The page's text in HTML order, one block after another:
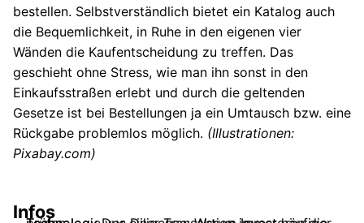
bestellen. Selbstverständlich bietet ein Katalog auch
die Bequemlichkeit, in Ruhe in den eigenen vier
Wänden die Kaufentscheidung zu treffen. Das
geschieht ohne Stress, wie man ihn sonst in den
Einkaufsstraßen erlebt und durch die geltenden
Gesetze ist bei Bestellungen ja ein Umtausch bzw. eine
Rückgabe problemlos möglich. (Illustrationen:
Pixabay.com)
Infos